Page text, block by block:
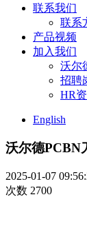
联系我们
联系
产品视频
加入我们
沃尔
招聘
HR
English
沃尔德PCBN
2025-01-07
次数 2700